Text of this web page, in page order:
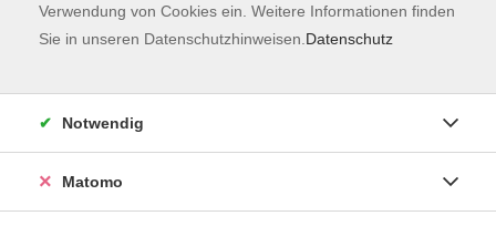
AGB
Datenschutzerklärung
Verwendung von Cookies ein. Weitere Informationen finden
Sie in unseren Datenschutzhinweisen. Datenschutz
Notwendig
Matomo